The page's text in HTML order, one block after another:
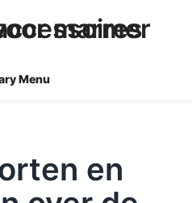
tafels en accessoires
Menu
en